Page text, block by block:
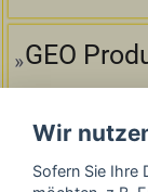
GEO
GEO
Wir
Sofern Sie Ihre